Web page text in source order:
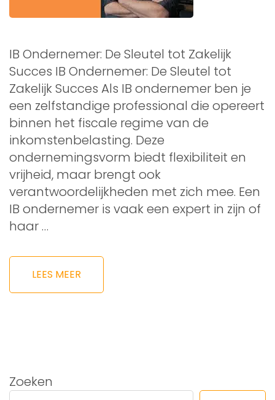
IB Ondernemer: De Sleutel tot Zakelijk
Succes IB Ondernemer: De Sleutel tot
Zakelijk Succes Als IB ondernemer ben je
een zelfstandige professional die opereert
binnen het fiscale regime van de
inkomstenbelasting. Deze
ondernemingsvorm biedt flexibiliteit en
vrijheid, maar brengt ook
verantwoordelijkheden met zich mee. Een
IB ondernemer is vaak een expert in zijn of
haar …
LEES MEER
Zoeken